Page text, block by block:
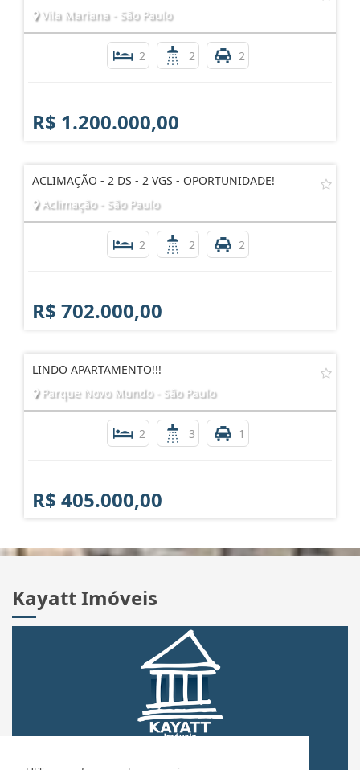
Vila Mariana - São Paulo
2 2 2
R$ 1.200.000,00
ACLIMAÇÃO - 2 DS - 2 VGS - OPORTUNIDADE!
Aclimação - São Paulo
2 2 2
R$ 702.000,00
LINDO APARTAMENTO!!!
Parque Novo Mundo - São Paulo
2 3 1
R$ 405.000,00
Kayatt Imóveis